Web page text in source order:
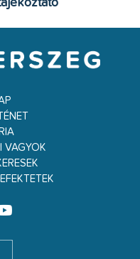
VAGYOK